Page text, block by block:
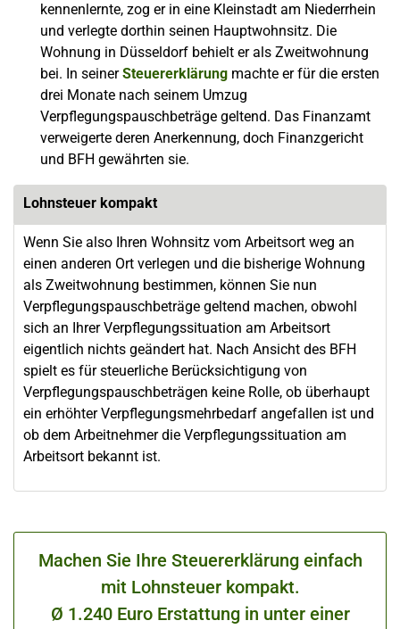
kennenlernte, zog er in eine Kleinstadt am Niederrhein
und verlegte dorthin seinen Hauptwohnsitz. Die
Wohnung in Düsseldorf behielt er als Zweitwohnung
bei. In seinerSteuererklärung machte er für die ersten
drei Monate nach seinem Umzug
Verpflegungspauschbeträge geltend. Das Finanzamt
verweigerte deren Anerkennung, doch Finanzgericht
und BFH gewährten sie.
Lohnsteuer kompakt
Wenn Sie also Ihren Wohnsitz vom Arbeitsort weg an
einen anderen Ort verlegen und die bisherige Wohnung
als Zweitwohnung bestimmen, können Sie nun
Verpflegungspauschbeträge geltend machen, obwohl
sich an Ihrer Verpflegungssituation am Arbeitsort
eigentlich nichts geändert hat. Nach Ansicht des BFH
spielt es für steuerliche Berücksichtigung von
Verpflegungspauschbeträgen keine Rolle, ob überhaupt
ein erhöhter Verpflegungsmehrbedarf angefallen ist und
ob dem Arbeitnehmer die Verpflegungssituation am
Arbeitsort bekannt ist.
Machen Sie Ihre Steuererklärung einfach
mit Lohnsteuer kompakt.
Ø 1.240 Euro Erstattung in unter einer